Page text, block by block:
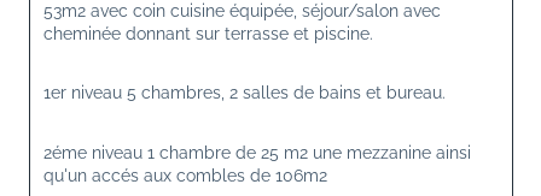
53m2 avec coin cuisine équipée, séjour/salon avec
cheminée donnant sur terrasse et piscine.
1er niveau 5 chambres, 2 salles de bains et bureau.
2éme niveau 1 chambre de 25 m2 une mezzanine ainsi
qu'un accés aux combles de 106m2